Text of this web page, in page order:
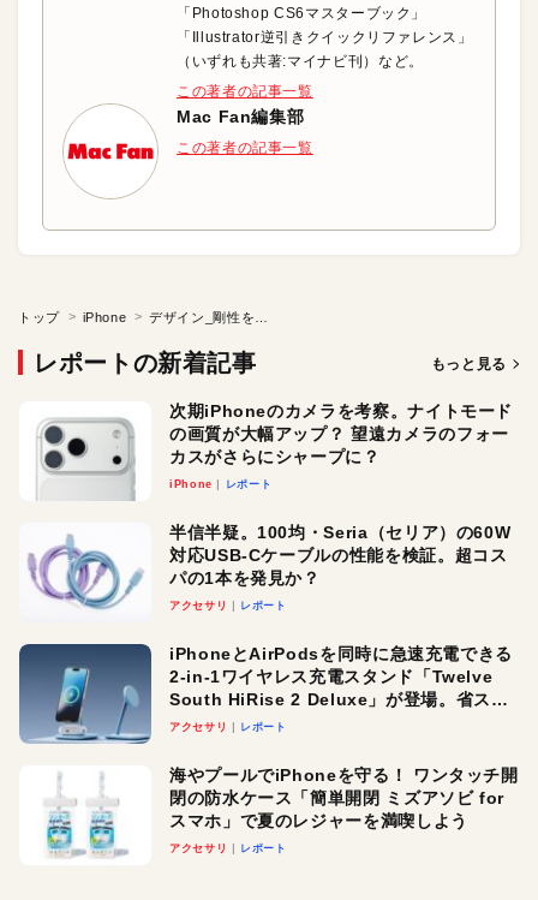
「Photoshop CS6マスターブック」
「Illustrator逆引きクイックリファレンス」
（いずれも共著:マイナビ刊）など。
この著者の記事一覧
Mac Fan編集部
この著者の記事一覧
トップ iPhone デザイン_剛性を高めた素材、そして魅惑のローズゴールド
レポートの新着記事 もっと見る
次期iPhoneのカメラを考察。ナイトモード
の画質が大幅アップ？ 望遠カメラのフォー
カスがさらにシャープに？
iPhone レポート
半信半疑。100均・Seria（セリア）の60W
対応USB-Cケーブルの性能を検証。超コス
パの1本を発見か？
アクセサリ レポート
iPhoneとAirPodsを同時に急速充電できる
2-in-1ワイヤレス充電スタンド「Twelve
South HiRise 2 Deluxe」が登場。省スペ
ースでおしゃれに充電したい人にオスス
アクセサリ レポート
海やプールでiPhoneを守る！ ワンタッチ開
閉の防水ケース「簡単開閉 ミズアソビ for
スマホ」で夏のレジャーを満喫しよう
アクセサリ レポート